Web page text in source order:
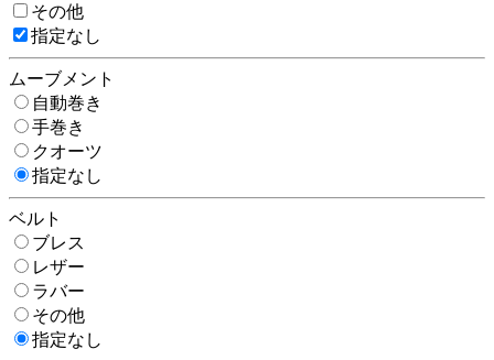
その他
指定なし
ムーブメント
自動巻き
手巻き
クオーツ
指定なし
ベルト
ブレス
レザー
ラバー
その他
指定なし